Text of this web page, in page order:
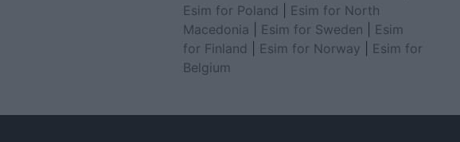
Esim for Poland
Esim for North
Macedonia
Esim for Sweden
Esim
for Finland
Esim for Norway
Esim for
Belgium